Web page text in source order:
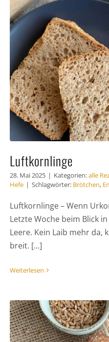
Luftkornlinge
28. Mai 2025 | Kategorien:alle
Hefe | Schlagwörter: Brötchen,
Luftkornlinge – Wenn
Letzte Woche beim Blick
Leere. Kein Laib mehr da,
breit. [...]
Weiterlesen